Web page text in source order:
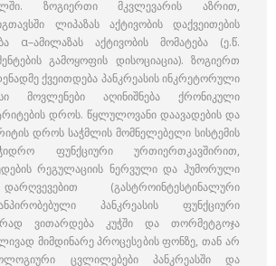
ზოგიერთი მკვლევარის აზრით,
ლიპაზას აქტივობის დაქვეითების
α–ამილაზას აქტივობის მომატება (ე.წ.
გამოყოფის დისოციაცია). ზოგიერთ
ქვეითდება პანკრეასის ინკრეტორული
მოვლენები აღინიშნება ქრონიკული
დროს. წყლულოვანი დაავადების და
დროს საჭმლის მომნელებელი სისტემის
ფუნქციური ურთიერთკავშირით,
რეგულაციის ნერვული და ჰუმორული
(გასტროინტესტინალური
პანკრეასის ფუნქციური
ვითარდება კუჭში და თორმეტგოჯა
მიმდინარე პროცესების ფონზე, თან არ
ცვლილებები პანკრეასში და